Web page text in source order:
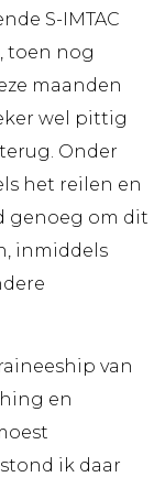
S-IMTAC
toen nog
maanden
wel pittig
Onder
het reilen en
genoeg om dit
inmiddels
van
en
ik daar